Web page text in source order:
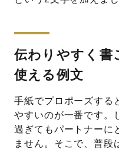
伝わりやすく書
使える例文
手紙でプロポーズする
やすいのが一番です。
過ぎてもパートナーに
ません。そこで、普段